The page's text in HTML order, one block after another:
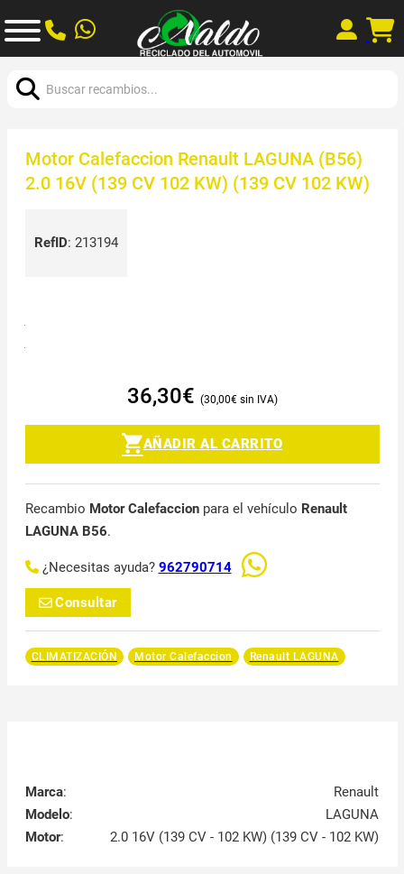
Motor Calefaccion Renault LAGUNA (B56)
2.0 16V (139 CV 102 KW) (139 CV 102 KW)
RefID: 213194
36,30€ 30,00€
AÑADIR AL CARRITO
Recambio Motor Calefaccionpara el vehículo Renault
LAGUNA B56.
¿Necesitas ayuda? 962790714
Consultar
CLIMATIZACIÓN Motor Calefaccion Renault LAGUNA
Marca:
Renault
Modelo:
LAGUNA
Motor: 2.0 16V (139 CV - 102 KW) (139 CV - 102 KW)